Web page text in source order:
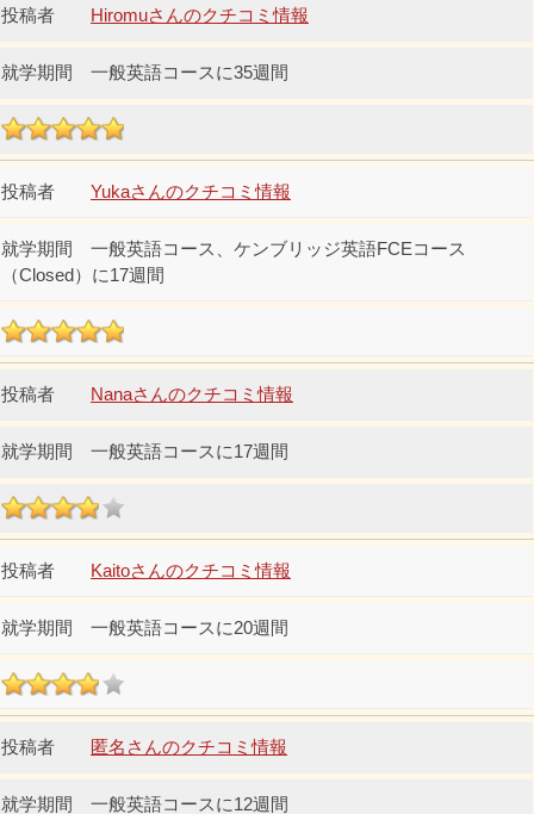
Hiromuさんのクチコミ情報
一般英語コースに35週間
Yukaさんのクチコミ情報
一般英語コース、ケンブリッジ英語FCEコース
（Closed）に17週間
Nanaさんのクチコミ情報
一般英語コースに17週間
Kaitoさんのクチコミ情報
一般英語コースに20週間
匿名さんのクチコミ情報
一般英語コースに12週間